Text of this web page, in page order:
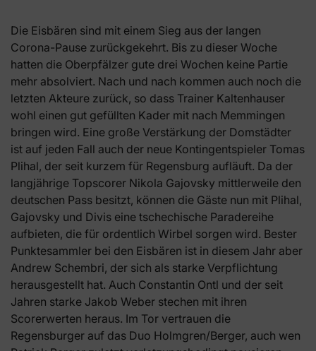
Die Eisbären sind mit einem Sieg aus der langen
Corona-Pause zurückgekehrt. Bis zu dieser Woche
hatten die Oberpfälzer gute drei Wochen keine Partie
mehr absolviert. Nach und nach kommen auch noch die
letzten Akteure zurück, so dass Trainer Kaltenhauser
wohl einen gut gefüllten Kader mit nach Memmingen
bringen wird. Eine große Verstärkung der Domstädter
ist auf jeden Fall auch der neue Kontingentspieler Tomas
Plihal, der seit kurzem für Regensburg aufläuft. Da der
langjährige Topscorer Nikola Gajovsky mittlerweile den
deutschen Pass besitzt, können die Gäste nun mit Plihal,
Gajovsky und Divis eine tschechische Paradereihe
aufbieten, die für ordentlich Wirbel sorgen wird. Bester
Punktesammler bei den Eisbären ist in diesem Jahr aber
Andrew Schembri, der sich als starke Verpflichtung
herausgestellt hat. Auch Constantin Ontl und der seit
Jahren starke Jakob Weber stechen mit ihren
Scorerwerten heraus. Im Tor vertrauen die
Regensburger auf das Duo Holmgren/Berger, auch wen